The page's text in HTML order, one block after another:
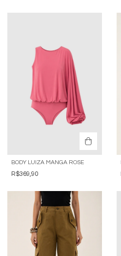
BODY LUIZA MANGA ROSE
R$369,90